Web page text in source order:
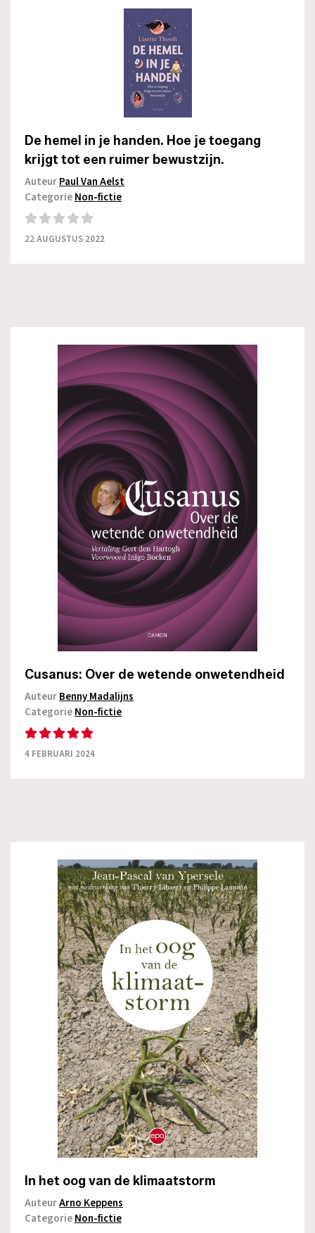
De hemel in je handen. Hoe je toegang
krijgt tot een ruimer bewustzijn.
AuteurPaul Van Aelst
CategorieNon-fictie
22 AUGUSTUS 2022
Cusanus: Over de wetende onwetendheid
AuteurBenny Madalijns
CategorieNon-fictie
4 FEBRUARI 2024
In het oog van de klimaatstorm
AuteurArno Keppens
CategorieNon-fictie